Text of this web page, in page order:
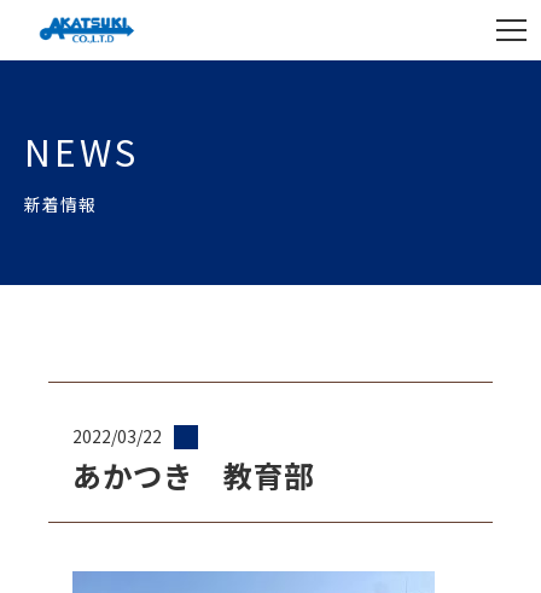
NEWS
新着情報
2022/03/22
あかつき 教育部